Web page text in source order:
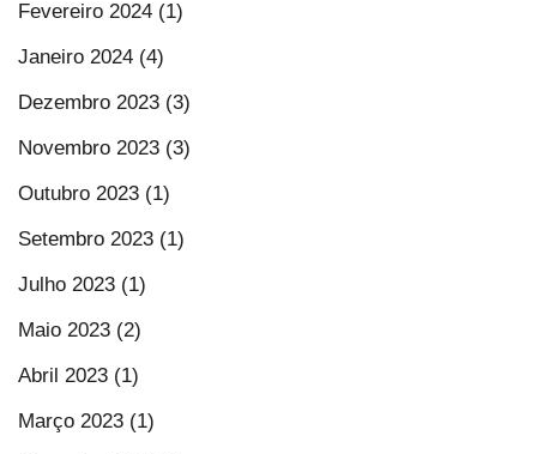
Fevereiro 2024 (1)
Janeiro 2024 (4)
Dezembro 2023 (3)
Novembro 2023 (3)
Outubro 2023 (1)
Setembro 2023 (1)
Julho 2023 (1)
Maio 2023 (2)
Abril 2023 (1)
Março 2023 (1)